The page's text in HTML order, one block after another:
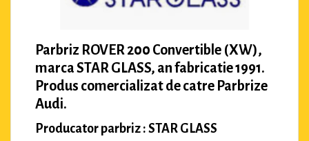
Parbriz ROVER 200 Convertible (XW),
marca STAR GLASS, an fabricatie 1991.
Produs comercializat de catre Parbrize
Audi.
Producator parbriz : STAR GLASS